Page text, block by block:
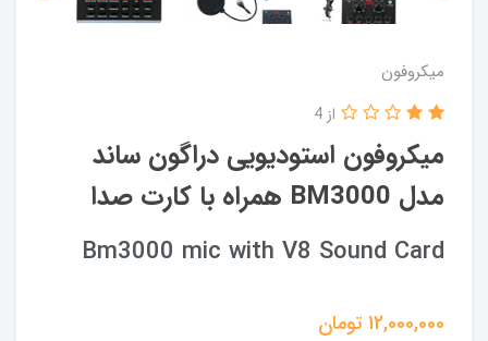
میکروفون
میکروفون استودیویی دراگون ساند
مدل BM3000 همراه با کارت صدا
از 4
Bm3000 mic with V8 Sound Card
12,000,000تومان